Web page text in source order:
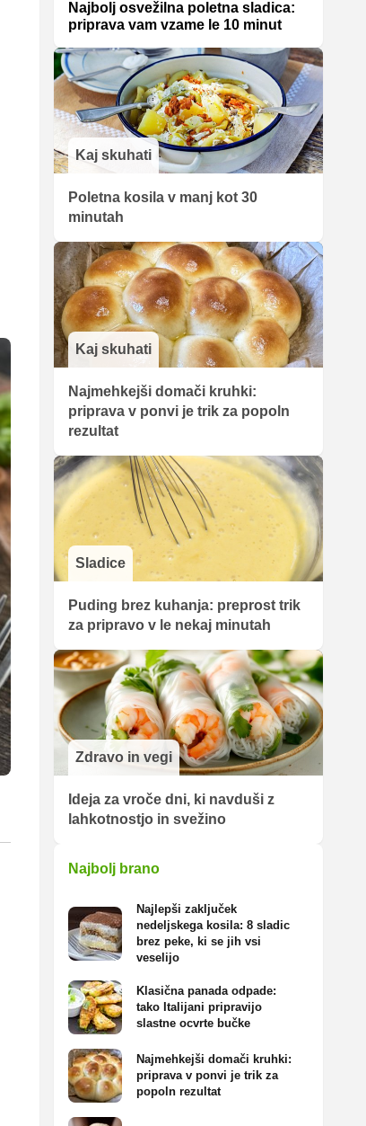
Najbolj osvežilna poletna sladica:
priprava vam vzame le 10 minut
Kaj skuhati
Poletna kosila v manj kot 30
minutah
Kaj skuhati
Najmehkejši domači kruhki:
priprava v ponvi je trik za popoln
rezultat
Sladice
Puding brez kuhanja: preprost trik
za pripravo v le nekaj minutah
Zdravo in vegi
Ideja za vroče dni, ki navduši z
lahkotnostjo in svežino
Najbolj brano
Najlepši zaključek
nedeljskega kosila: 8 sladic
brez peke, ki se jih vsi
veselijo
Klasična panada odpade:
tako Italijani pripravijo
slastne ocvrte bučke
Najmehkejši domači kruhki:
priprava v ponvi je trik za
popoln rezultat